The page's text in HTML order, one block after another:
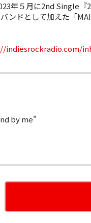
年５月に2nd Single『
ンドとして加えた「
indiesrockradio.com/
by me"